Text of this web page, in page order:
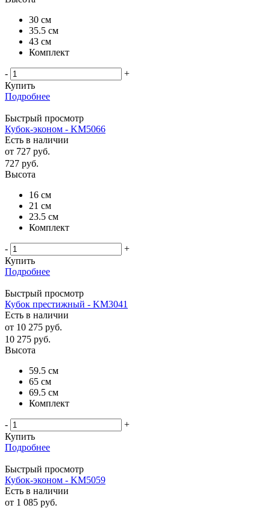
30 см
35.5 см
43 см
Комплект
-
+
Купить
Подробнее
Быстрый просмотр
Кубок-эконом - KM5066
Есть в наличии
от 727 руб.
727 руб.
Высота
16 см
21 см
23.5 см
Комплект
-
+
Купить
Подробнее
Быстрый просмотр
Кубок престижный - KM3041
Есть в наличии
от 10 275 руб.
10 275 руб.
Высота
59.5 см
65 см
69.5 см
Комплект
-
+
Купить
Подробнее
Быстрый просмотр
Кубок-эконом - KM5059
Есть в наличии
от 1 085 руб.